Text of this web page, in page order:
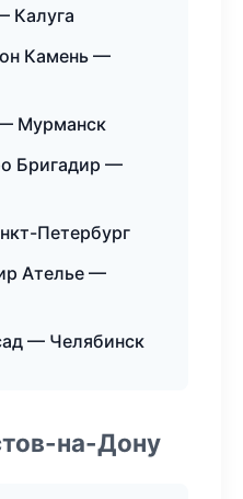
Калуга
Камень —
Мурманск
Бригадир —
Петербург
Ателье —
— Челябинск
на-Дону